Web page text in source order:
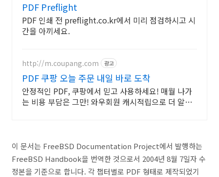
PDF Preflight
PDF 인쇄 전 preflight.co.kr에서 미리 점검하시고 시
간을 아끼세요.
http://m.coupang.com 광고
PDF 쿠팡 오늘 주문 내일 바로 도착
안정적인 PDF, 쿠팡에서 믿고 사용하세요! 매월 나가
는 비용 부담은 그만! 와우회원 캐시적립으로 더 알뜰
이 문서는 FreeBSD Documentation Project에서 발행하는
FreeBSD Handbook을 번역한 것으로서 2004년 8월 7일자 수
정본을 기준으로 합니다. 각 챕터별로 PDF 형태로 제작되었기